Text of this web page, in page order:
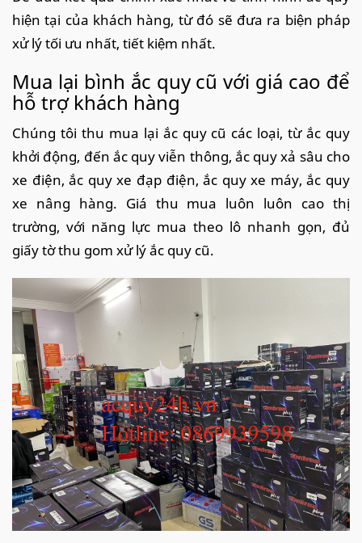
hiện tại của khách hàng, từ đó sẽ đưa ra biện pháp
xử lý tối ưu nhất, tiết kiệm nhất.
Mua lại bình ắc quy cũ với giá cao để
hỗ trợ khách hàng
Chúng tôi thu mua lại ắc quy cũ các loại, từ ắc quy
khởi động, đến ắc quy viễn thông, ắc quy xả sâu cho
xe điện, ắc quy xe đạp điện, ắc quy xe máy, ắc quy
xe nâng hàng. Giá thu mua luôn luôn cao thị
trường, với năng lực mua theo lô nhanh gọn, đủ
giấy tờ thu gom xử lý ắc quy cũ.